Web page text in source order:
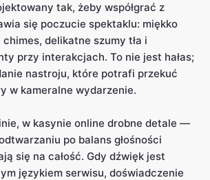
tak, żeby współgrać z
się poczucie spektaklu: miękko
delikatne szumy tła i
przy interakcjach. To nie jest hałas;
nastroju, które potrafi przekuć
w kameralne wydarzenie.
w kasynie online drobne detale —
po balans głośności
się na całość. Gdy dźwięk jest
językiem serwisu, doświadczenie